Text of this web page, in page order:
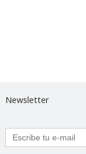
Newsletter